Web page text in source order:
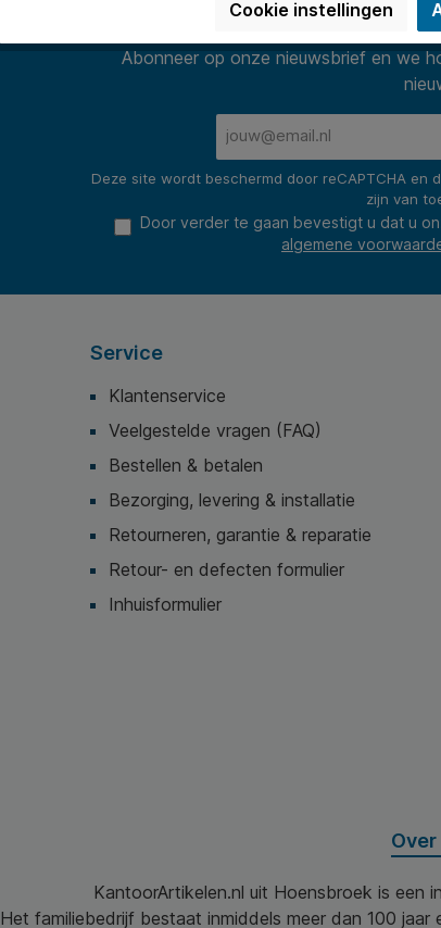
Abonneer op onze nieuwsbrief en we
Deze site wordt beschermd door reCAPTCHA en
zijn van
Door verder te gaan bevestigt u dat u
algemene
Service
Klantenservice
Veelgestelde vragen (FAQ)
Bestellen & betalen
Bezorging, levering & installatie
Retourneren, garantie & reparatie
Retour- en defecten formulier
Inhuisformulier
Over
KantoorArtikelen.nl uit Hoensbroek is een
Het familiebedrijf bestaat inmiddels meer dan 100
Cookie instellingen